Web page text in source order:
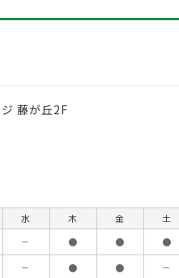
藤が丘2F
水 木 金 土
－ ● ● ●
－ ● ● －